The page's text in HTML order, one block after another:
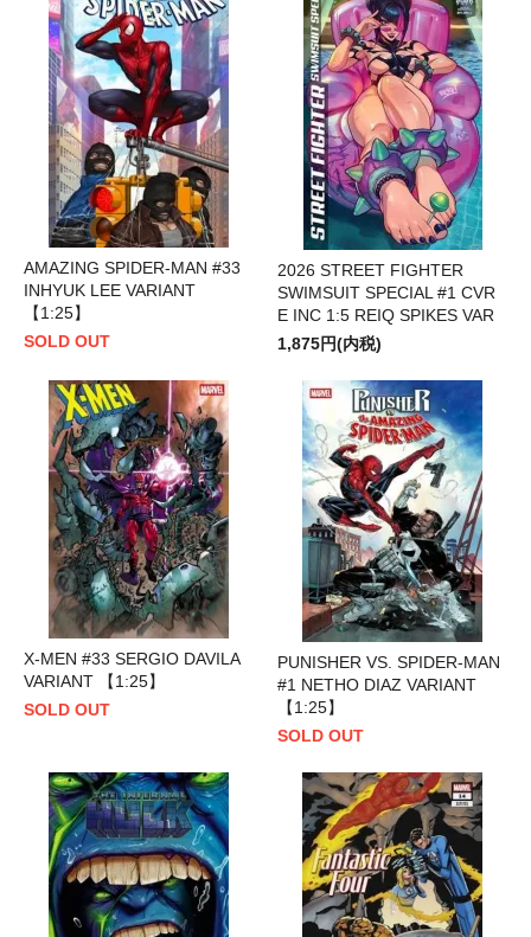
AMAZING SPIDER-MAN #33
INHYUK LEE VARIANT
【1:25】
SOLD OUT
2026 STREET FIGHTER
SWIMSUIT SPECIAL #1 CVR
E INC 1:5 REIQ SPIKES VAR
1,875円(内税)
X-MEN #33 SERGIO DAVILA
VARIANT 【1:25】
SOLD OUT
PUNISHER VS. SPIDER-MAN
#1 NETHO DIAZ VARIANT
【1:25】
SOLD OUT